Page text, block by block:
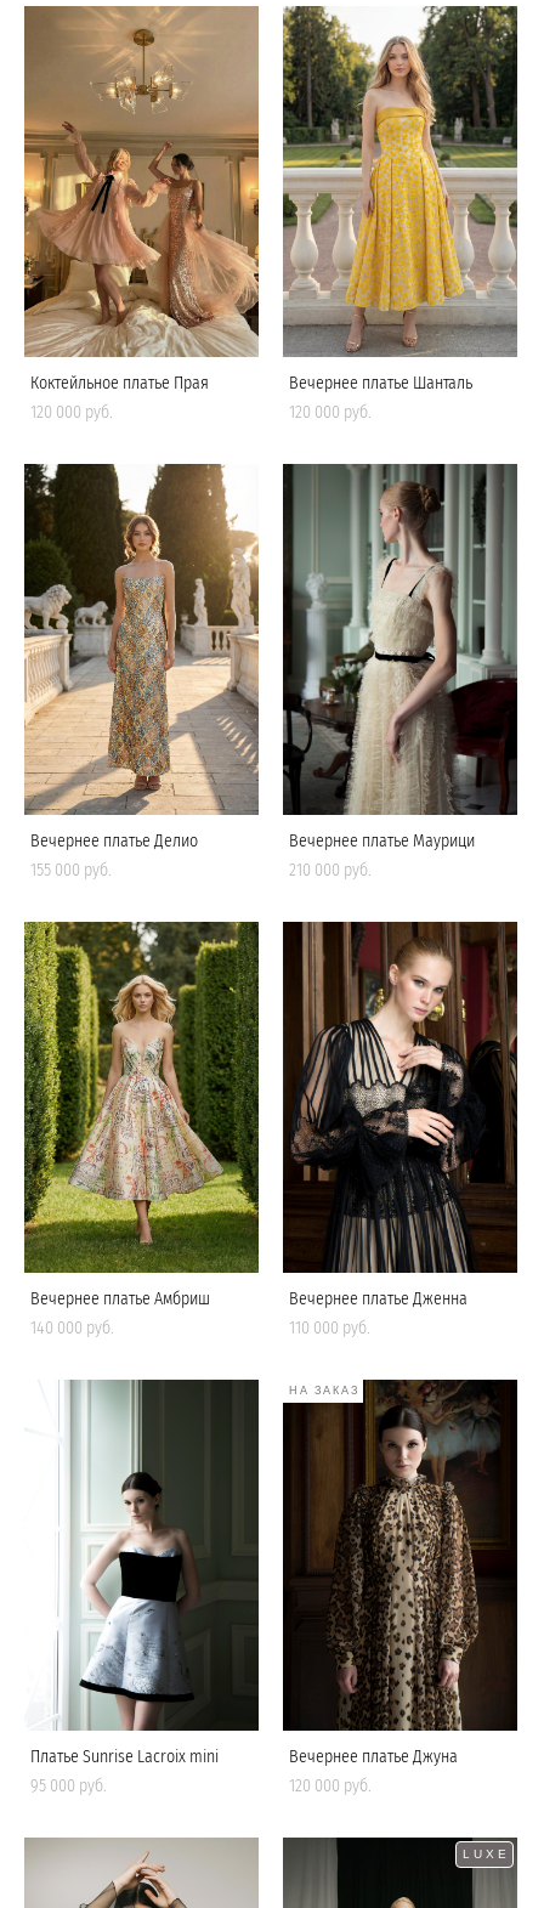
Коктейльное платье Прая
120 000 pуб.
Вечернее платье Шанталь
120 000 pуб.
Вечернее платье Делио
155 000 pуб.
Вечернее платье Маурици
210 000 pуб.
Вечернее платье Амбриш
140 000 pуб.
Вечернее платье Дженна
110 000 pуб.
Платье Sunrise Lacroix mini
95 000 pуб.
НА ЗАКАЗ
Вечернее платье Джуна
120 000 pуб.
LUXE